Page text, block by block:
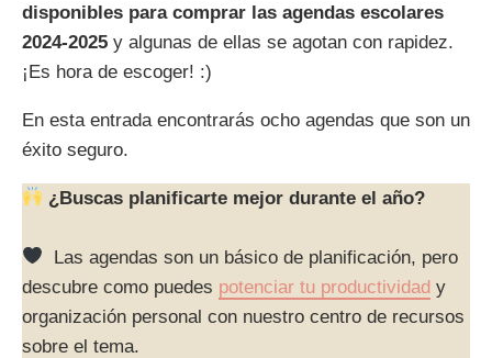
disponibles para comprar las agendas escolares
2024-2025 y algunas de ellas se agotan con rapidez.
¡Es hora de escoger! :)
En esta entrada encontrarás ocho agendas que son un
éxito seguro.
¿Buscas planificarte mejor durante el año?
Las agendas son un básico de planificación, pero
descubre como puedes potenciar tu productividad y
organización personal con nuestro centro de recursos
sobre el tema.